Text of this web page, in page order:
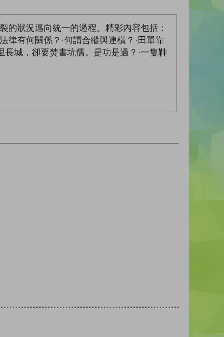
的狀況邁向統一的過程。精彩內容包括：
律有何關係？·何謂合縱與連橫？·田單靠
城，卻要焚書坑儒。是功是過？·一隻鞋